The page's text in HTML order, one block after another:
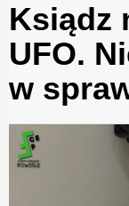
Ksiądz
UFO.
w